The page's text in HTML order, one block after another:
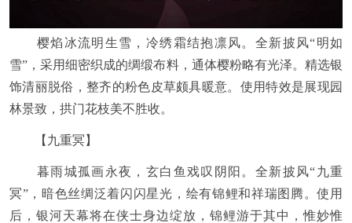
樱焰冰流明生雪，冷绣霜结抱凛风。全新披风“明如
雪”，采用细密织成的绸缎布料，通体樱粉略有光泽。精选银
饰清丽脱俗，整齐的粉色皮草颇具暖意。使用特效是展现园
林景致，拱门花枝美不胜收。
【九重冥】
暮雨城孤画永夜，玄白鱼戏叹阴阳。全新披风“九重
冥”，暗色丝绸泛着闪闪星光，绘有锦鲤和祥瑞图腾。使用
后，银河天幕将在侠士身边绽放，锦鲤游于其中，惟妙惟